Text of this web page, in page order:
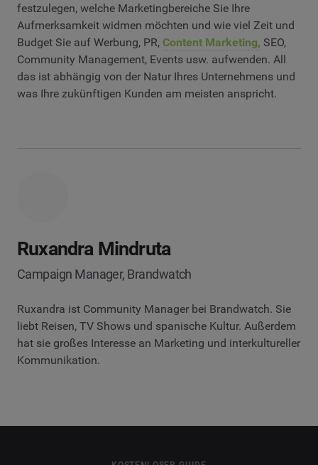
festzulegen, welche Marketingbereiche Sie Ihre
Aufmerksamkeit widmen möchten und wie viel Zeit und
Budget Sie auf Werbung, PR, Content Marketing, SEO,
Community Management, Events usw. aufwenden. All
das ist abhängig von der Natur Ihres Unternehmens und
was Ihre zukünftigen Kunden am meisten anspricht.
Ruxandra Mindruta
Campaign Manager, Brandwatch
Ruxandra ist Community Manager bei Brandwatch. Sie
liebt Reisen, TV Shows und spanische Kultur. Außerdem
hat sie großes Interesse an Marketing und interkultureller
Kommunikation.